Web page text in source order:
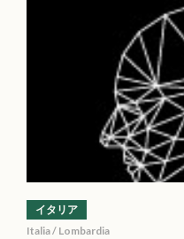
イタリア
Italia / Lombardia